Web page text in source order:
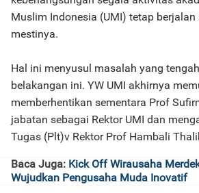
Muslim Indonesia (UMI) tetap
mestinya.
Hal ini menyusul masalah yang
belakangan ini. YW UMI akhirnya
memberhentikan sementara Prof
jabatan sebagai Rektor UMI dan
Tugas (Plt)v Rektor Prof Hambali
Baca Juga: Kick Off Wirausaha
Wujudkan Pengusaha Muda Inovatif